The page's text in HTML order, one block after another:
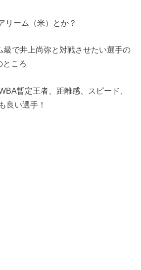
リーム（米）とか？
級で井上尚弥と対戦させたい選手の
ころ
暫定王者、距離感、スピード、
良い選手！